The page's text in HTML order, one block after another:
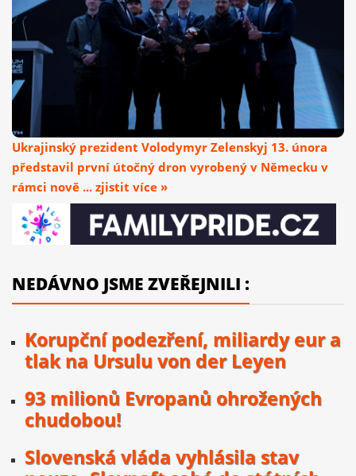
Ukrajinský prezident Volodymyr Zelenskyj 13. února
představil první útočný dron vyrobený v Německu v
rámci nově ... zjistit více »
NEDÁVNO JSME ZVEŘEJNILI :
Korupční podezření, miliardy eur a
tlak na Ursulu von der Leyen
93 milionů Evropanů ohrožených
chudobou!
Slovenská vláda vyhlásila stav